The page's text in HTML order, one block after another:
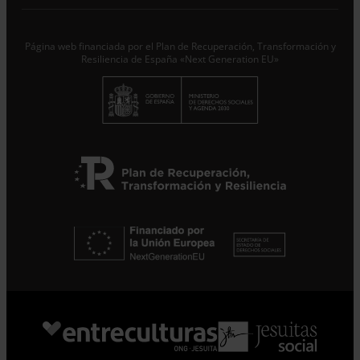
Página web financiada por el Plan de Recuperación, Transformación y
Resiliencia de España «Next Generation EU»